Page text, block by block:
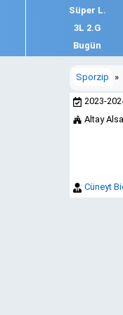
Süper L.
3L 2.G
Bugün
Sporzip »
2023-
Altay
Cüneyt